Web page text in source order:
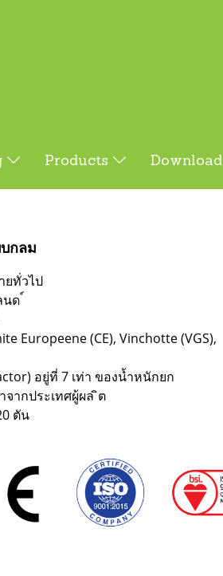
Products Download
กลม
ทั่วไป
นด
Europeene (CE), Vinchotte (VGS),
อยู่ที่ 7 เท่า ของน้ำหนักยก
ากประเทศผู้ผล ิต
ตัน